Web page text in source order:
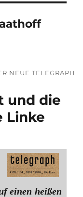
NEUE TELEGRAPH
und die
Linke
einen heißen